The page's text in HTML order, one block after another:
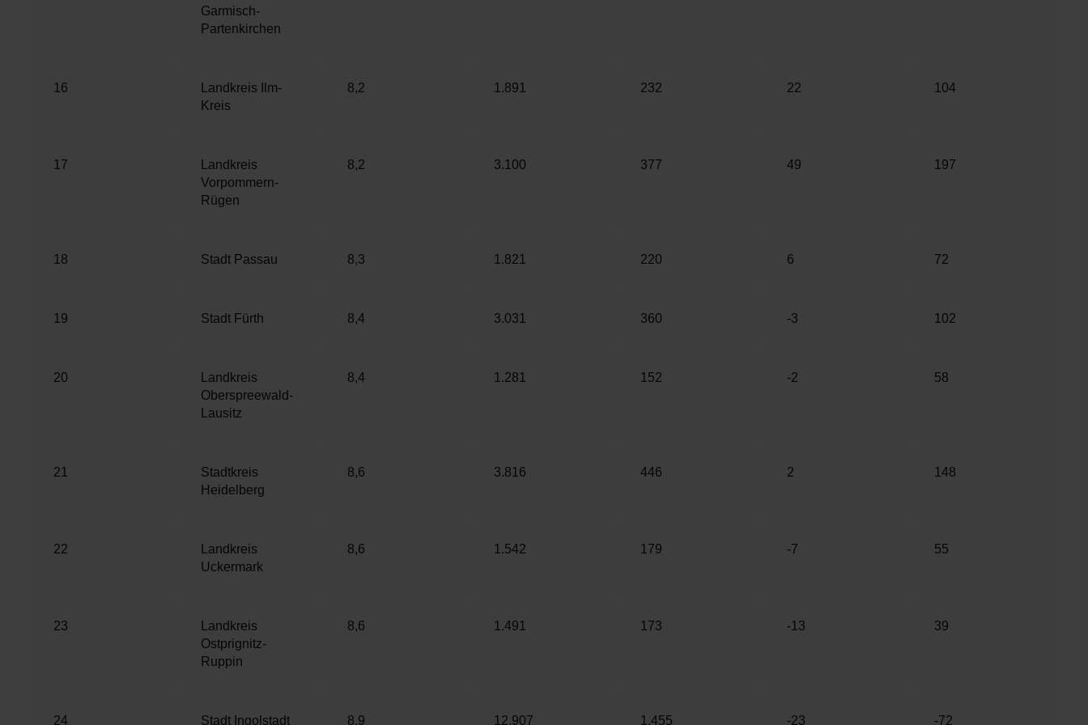
Garmisch-
Partenkirchen
16
Landkreis Ilm-
Kreis
8,2 1.891 232 22 104
17
Landkreis
Vorpommern-
Rügen
8,2 3.100 377 49 197
18 Stadt Passau 8,3 1.821 220 6 72
19 Stadt Fürth 8,4 3.031 360 -3 102
20
Landkreis
Oberspreewald-
Lausitz
8,4 1.281 152 -2 58
21
Stadtkreis
Heidelberg
8,6 3.816 446 2 148
22
Landkreis
Uckermark
8,6 1.542 179 -7 55
23
Landkreis
Ostprignitz-
Ruppin
8,6 1.491 173 -13 39
24 Stadt Ingolstadt 8,9 12.907 1.455 -23 -72